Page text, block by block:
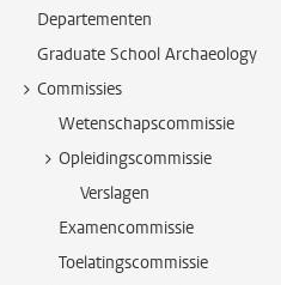
Departementen
Graduate School Archaeology
Commissies
Wetenschapscommissie
Opleidingscommissie
Verslagen
Examencommissie
Toelatingscommissie